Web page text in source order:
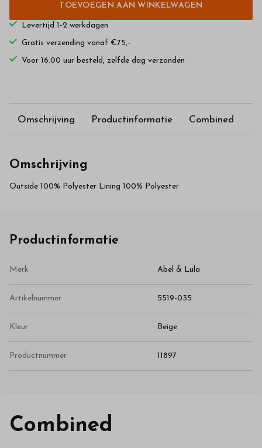
TOEVOEGEN AAN WINKELWAGEN
Levertijd 1-2 werkdagen
Gratis verzending vanaf €75,-
Voor 16:00 uur besteld, zelfde dag verzonden
Omschrijving Productinformatie Combined
Omschrijving
Outside 100% Polyester Lining 100% Polyester
Productinformatie
Merk Abel & Lula
Artikelnummer 5519-035
Kleur Beige
Productnummer 11897
Combined